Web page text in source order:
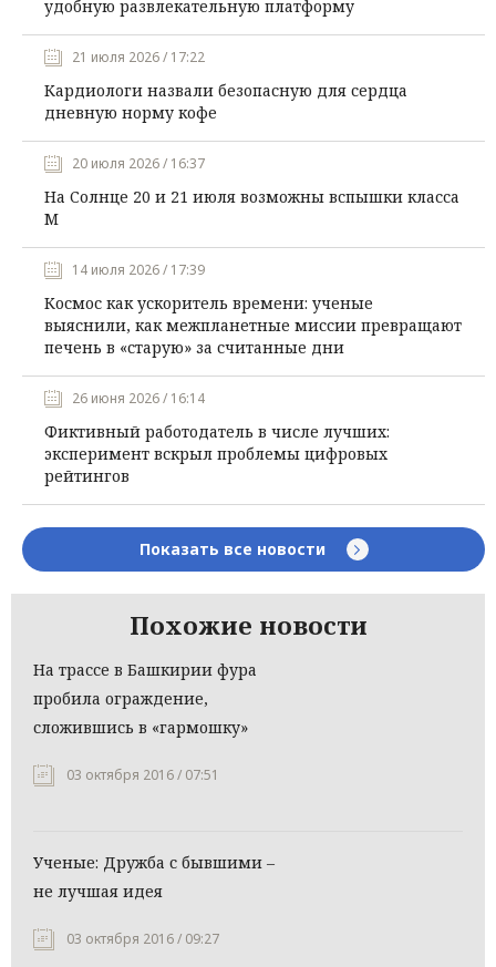
удобную развлекательную платформу
21 июля 2026 / 17:22
Кардиологи назвали безопасную для сердца
дневную норму кофе
20 июля 2026 / 16:37
На Солнце 20 и 21 июля возможны вспышки класса
М
14 июля 2026 / 17:39
Космос как ускоритель времени: ученые
выяснили, как межпланетные миссии превращают
печень в «старую» за считанные дни
26 июня 2026 / 16:14
Фиктивный работодатель в числе лучших:
эксперимент вскрыл проблемы цифровых
рейтингов
Показать все новости
Похожие новости
На трассе в Башкирии фура
пробила ограждение,
сложившись в «гармошку»
03 октября 2016 / 07:51
Ученые: Дружба с бывшими –
не лучшая идея
03 октября 2016 / 09:27